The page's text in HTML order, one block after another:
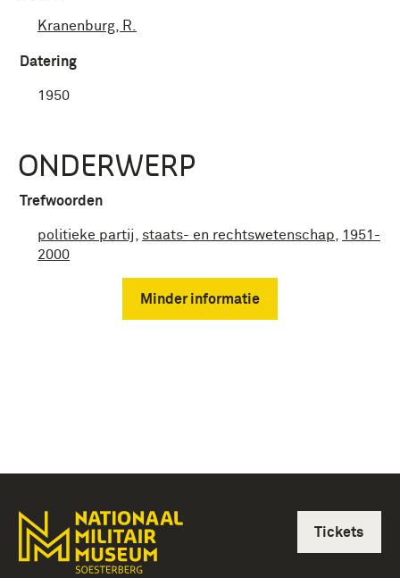
Kranenburg, R.
Datering
1950
ONDERWERP
Trefwoorden
politieke partij staats- en rechtswetenschap
1951-
2000
Minder informatie
Tickets